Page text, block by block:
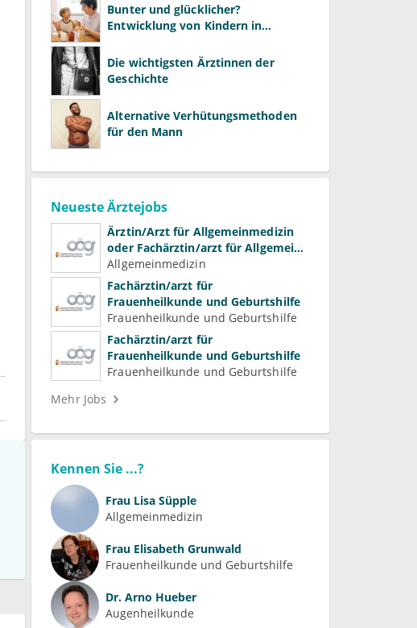
Bunter und glücklicher?
Entwicklung von Kindern in
Die wichtigsten Ärztinnen der
Geschichte
Alternative Verhütungsmethoden
für den Mann
Neueste Ärztejobs
Ärztin/Arzt für Allgemeinmedizin
oder Fachärztin/arzt für Allgemein-
und Familienmedizin für
Psychiatrie und
Psychotherapeutische Medizin
Allgemeinmedizin
Fachärztin/arzt für
Frauenheilkunde und Geburtshilfe
Frauenheilkunde und Geburtshilfe
Fachärztin/arzt für
Frauenheilkunde und Geburtshilfe
Frauenheilkunde und Geburtshilfe
Mehr Jobs
Kennen Sie ...?
Frau Lisa Süpple
Allgemeinmedizin
Frau Elisabeth Grunwald
Frauenheilkunde und Geburtshilfe
Dr. Arno Hueber
Augenheilkunde